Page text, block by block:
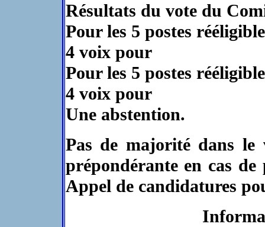
Résultats du vote du
Pour les 5 postes
4 voix pour
Pour les 5 postes
4 voix pour
Une abstention.
Pas de majorité dans
prépondérante en cas
Appel de candidatures